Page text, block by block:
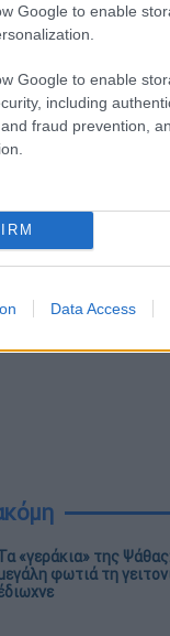
Google to enable
Google to enable
including
fraud prevention,
Data Access
θα ενισχυθεί
έλεγχο
και από την
υπάρχει µε
«γεράκια» της
φωτιά τη